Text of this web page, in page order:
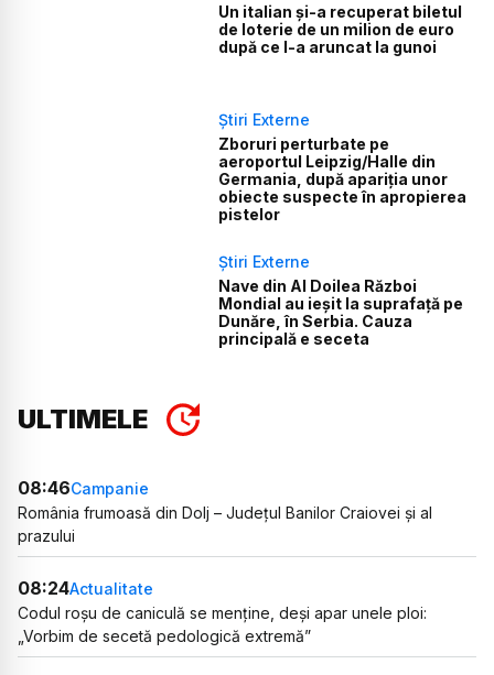
Un italian și-a recuperat biletul
de loterie de un milion de euro
după ce l-a aruncat la gunoi
Știri Externe
Zboruri perturbate pe
aeroportul Leipzig/Halle din
Germania, după apariția unor
obiecte suspecte în apropierea
pistelor
Știri Externe
Nave din Al Doilea Război
Mondial au ieșit la suprafață pe
Dunăre, în Serbia. Cauza
principală e seceta
ULTIMELE
08:46Campanie
România frumoasă din Dolj – Județul Banilor Craiovei și al
prazului
08:24Actualitate
Codul roșu de caniculă se menține, deși apar unele ploi:
„Vorbim de secetă pedologică extremă”